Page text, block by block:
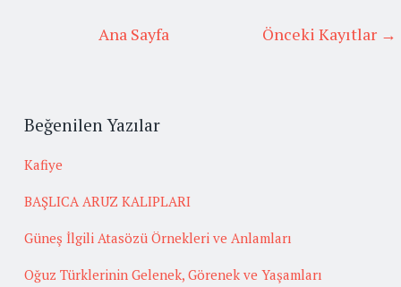
Önceki Kayıtlar →
Ana Sayfa
Beğenilen Yazılar
Kafiye
BAŞLICA ARUZ KALIPLARI
Güneş İlgili Atasözü Örnekleri ve Anlamları
Oğuz Türklerinin Gelenek, Görenek ve Yaşamları